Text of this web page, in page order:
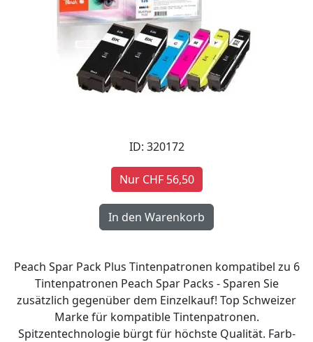
ID: 320172
Nur CHF 56,50
Peach Spar Pack Plus Tintenpatronen kompatibel zu 6
Tintenpatronen Peach Spar Packs - Sparen Sie
zusätzlich gegenüber dem Einzelkauf! Top Schweizer
Marke für kompatible Tintenpatronen.
Spitzentechnologie bürgt für höchste Qualität. Farb-